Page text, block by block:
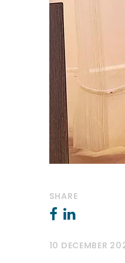
SHARE
10 DECEMBER